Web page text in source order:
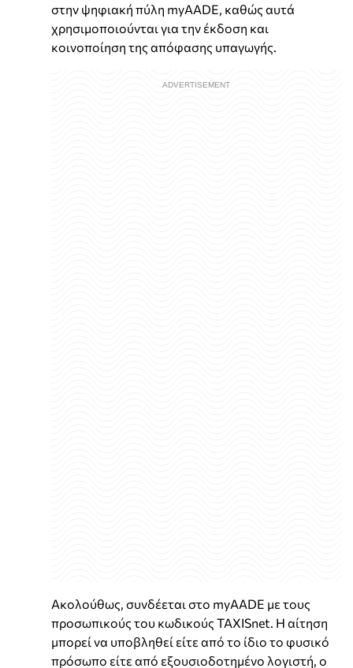
στην ψηφιακή πύλη myAADE, καθώς αυτά
χρησιμοποιούνται για την έκδοση και
κοινοποίηση της απόφασης υπαγωγής.
Ακολούθως, συνδέεται στο myAADE με τους
προσωπικούς του κωδικούς TAXISnet. Η αίτηση
μπορεί να υποβληθεί είτε από το ίδιο το φυσικό
πρόσωπο είτε από εξουσιοδοτημένο λογιστή, ο